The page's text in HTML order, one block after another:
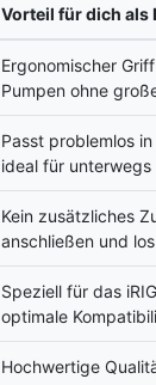
Vorteil für dich als
Ergonomischer
Pumpen ohne
Passt problemlos
ideal für unterwegs
Kein zusätzliches
anschließen und
Speziell für das
optimale
Hochwertige